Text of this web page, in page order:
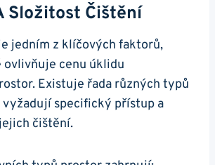
Složitost Čištění
jedním z klíčových faktorů,
cenu úklidu
Existuje řada různých typů
specifický přístup a
čištění.